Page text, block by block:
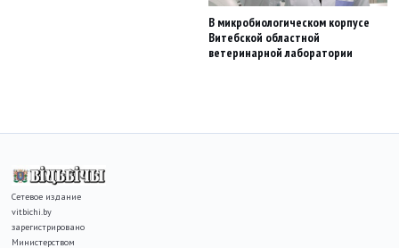
В микробиологическом корпусе
Витебской областной
ветеринарной лаборатории
Сетевое издание
vitbichi.by
зарегистрировано
Министерством